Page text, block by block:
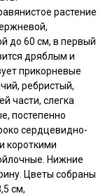
растение
до 60 см, в первый
дряблым и
прикорневые
ребристый,
части, слегка
постепенно
сердцевидно-
короткими
Нижние
Цветы собраны
см,